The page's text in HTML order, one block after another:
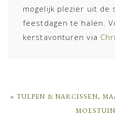
mogelijk plezier uit de
feestdagen te halen.
kerstavonturen via
PREVIOUS
« TULPEN & NARCISSEN,